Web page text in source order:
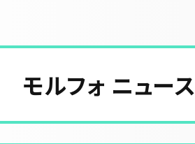
モルフォ ニュー